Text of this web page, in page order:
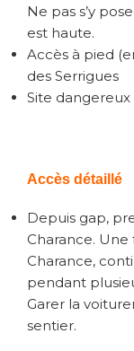
Ne pas s’y
est haute.
Accès à pied
des Serrigues
Site
Accès détaillé
Depuis gap,
Charance.
Charance,
pendant
Garer la
sentier.